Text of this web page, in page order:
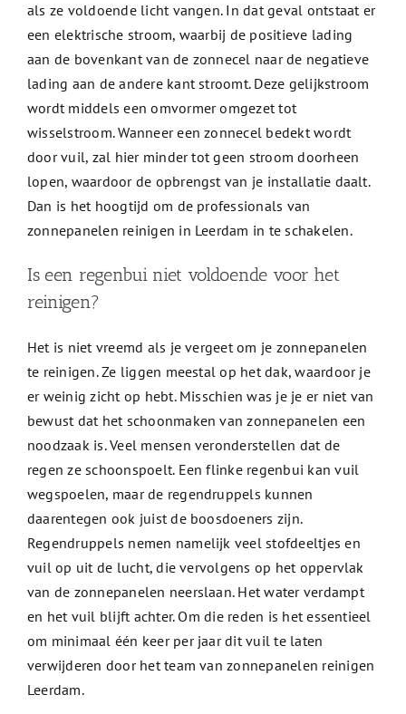
als ze voldoende licht vangen. In dat geval ontstaat er
een elektrische stroom, waarbij de positieve lading
aan de bovenkant van de zonnecel naar de negatieve
lading aan de andere kant stroomt. Deze gelijkstroom
wordt middels een omvormer omgezet tot
wisselstroom. Wanneer een zonnecel bedekt wordt
door vuil, zal hier minder tot geen stroom doorheen
lopen, waardoor de opbrengst van je installatie daalt.
Dan is het hoogtijd om de professionals van
zonnepanelen reinigen in Leerdam in te schakelen.
Is een regenbui niet voldoende voor het
reinigen?
Het is niet vreemd als je vergeet om je zonnepanelen
te reinigen. Ze liggen meestal op het dak, waardoor je
er weinig zicht op hebt. Misschien was je je er niet van
bewust dat het schoonmaken van zonnepanelen een
noodzaak is. Veel mensen veronderstellen dat de
regen ze schoonspoelt. Een flinke regenbui kan vuil
wegspoelen, maar de regendruppels kunnen
daarentegen ook juist de boosdoeners zijn.
Regendruppels nemen namelijk veel stofdeeltjes en
vuil op uit de lucht, die vervolgens op het oppervlak
van de zonnepanelen neerslaan. Het water verdampt
en het vuil blijft achter. Om die reden is het essentieel
om minimaal één keer per jaar dit vuil te laten
verwijderen door het team van zonnepanelen reinigen
Leerdam.